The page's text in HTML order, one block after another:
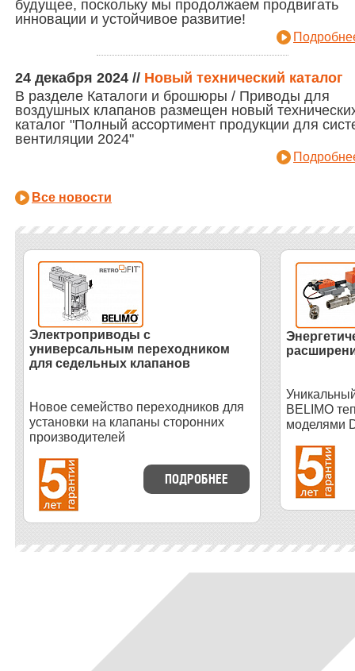
будущее, поскольку мы продолжаем продвигать
инновации и устойчивое развитие!
24 декабря 2024 // Новый технический каталог
В разделе Каталоги и брошюры / Приводы для
воздушных клапанов размещен новый
каталог "Полный ассортимент продукции для
вентиляции 2024"
Все новости
Электроприводы с
универсальным переходником
для седельных клапанов
Новое семейство переходников для
установки на клапаны сторонних
производителей
ПОДРОБНЕЕ
BELIMO
моделями